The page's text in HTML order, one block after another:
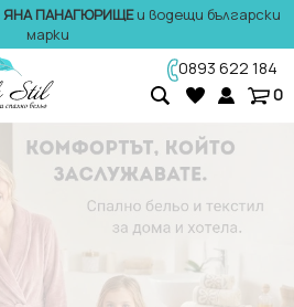
ЯНА ПАНАГЮРИЩЕи водещи български
марки
0893 622 184
0